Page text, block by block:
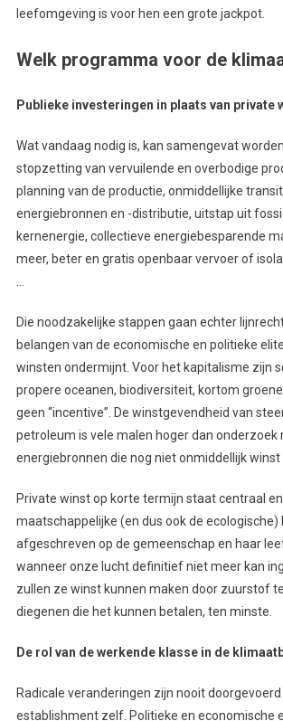
leefomgeving is voor hen een grote jackpot.
Welk programma voor de
Publieke investeringen in plaats van private
Wat vandaag nodig is, kan samengevat
stopzetting van vervuilende en overbodige
planning van de productie, onmiddellijke
energiebronnen en -distributie, uitstap uit
kernenergie, collectieve energiebesparende
meer, beter en gratis openbaar vervoer of
…
Die noodzakelijke stappen gaan echter
belangen van de economische en politieke
winsten ondermijnt. Voor het kapitalisme zijn
propere oceanen, biodiversiteit, kortom
geen “incentive”. De winstgevendheid van
petroleum is vele malen hoger dan onderzoek
energiebronnen die nog niet onmiddellijk winst
Private winst op korte termijn staat centraal
maatschappelijke (en dus ook de ecologische)
afgeschreven op de gemeenschap en haar
wanneer onze lucht definitief niet meer kan
zullen ze winst kunnen maken door zuurstof
diegenen die het kunnen betalen, ten minste.
De rol van de werkende klasse in de
Radicale veranderingen zijn nooit
establishment zelf. Politieke en economische